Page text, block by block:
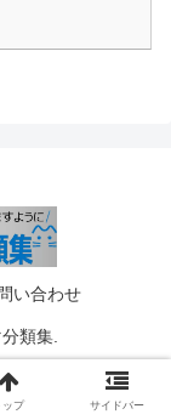
い合わせ
類集.
ップ サイドバー